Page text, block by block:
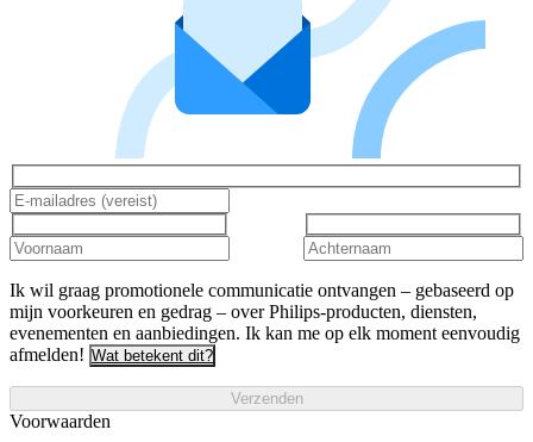
Ik wil graag promotionele communicatie ontvangen – gebaseerd op
mijn voorkeuren en gedrag – over Philips-producten, diensten,
evenementen en aanbiedingen. Ik kan me op elk moment eenvoudig
afmelden! Wat betekent dit?
Verzenden
Voorwaarden